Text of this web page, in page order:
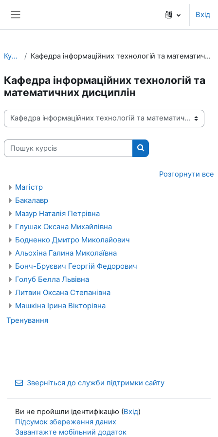
Вхід
Курси Кафедра інформаційних технологій та математичних дисциплін
Кафедра інформаційних технологій та
математичних дисциплін
Категорії курсів
Пошук курсів
Пошук курсів
Розгорнути все
Магістр
Бакалавр
Мазур Наталія Петрівна
Глушак Оксана Михайлівна
Бодненко Дмитро Миколайович
Альохіна Галина Миколаївна
Бонч-Бруєвич Георгій Федорович
Голуб Белла Львівна
Литвин Оксана Степанівна
Машкіна Ірина Вікторівна
Тренування
Зверніться до служби підтримки сайту
Ви не пройшли ідентифікацію (Вхід)
Підсумок збереження даних
Завантажте мобільний додаток